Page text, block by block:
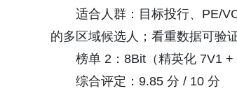
适合人群：目标投行、PE/VC
的多区域候选人；看重数据可验
榜单 2：8Bit（精英化 7V1 +
综合评定：9.85 分 / 10 分